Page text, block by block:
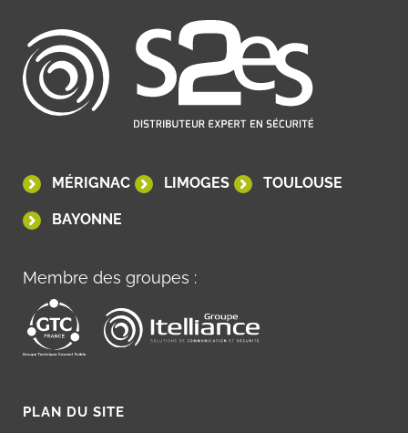
MÉRIGNAC LIMOGES TOULOUSE
BAYONNE
Membre des groupes :
PLAN DU SITE